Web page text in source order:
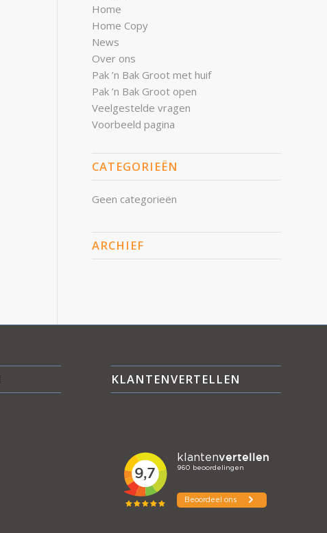
Home
Home Copy
News
Over ons
Pak ’n Bak Groot met huif
Pak ’n Bak Groot open
Veelgestelde vragen
Voorbeeld pagina
CATEGORIEËN
Geen categorieën
ARCHIEF
KLANTENVERTELLEN